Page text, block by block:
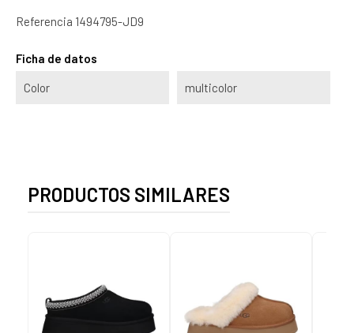
Referencia 1494795-JD9
Ficha de datos
Color multicolor
PRODUCTOS SIMILARES